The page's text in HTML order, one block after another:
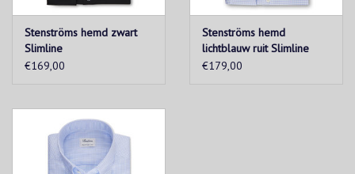
Stenströms hemd zwart
Slimline
€169,00
Stenströms hemd
lichtblauw ruit Slimline
€179,00